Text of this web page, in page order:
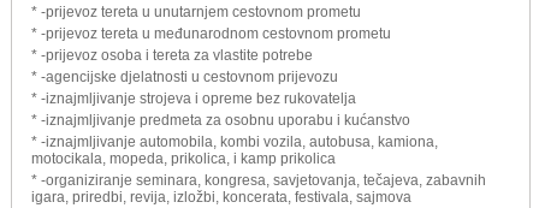
* -prijevoz tereta u unutarnjem cestovnom prometu
* -prijevoz tereta u međunarodnom cestovnom prometu
* -prijevoz osoba i tereta za vlastite potrebe
* -agencijske djelatnosti u cestovnom prijevozu
* -iznajmljivanje strojeva i opreme bez rukovatelja
* -iznajmljivanje predmeta za osobnu uporabu i kućanstvo
* -iznajmljivanje automobila, kombi vozila, autobusa, kamiona,
motocikala, mopeda, prikolica, i kamp prikolica
* -organiziranje seminara, kongresa, savjetovanja, tečajeva, zabavnih
igara, priredbi, revija, izložbi, koncerata, festivala, sajmova